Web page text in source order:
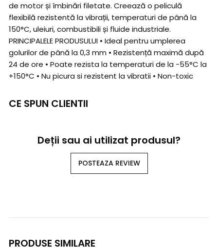
de motor și îmbinări filetate. Creează o peliculă
flexibilă rezistentă la vibrații, temperaturi de până la
150°C, uleiuri, combustibili și fluide industriale.
PRINCIPALELE PRODUSULUI • Ideal pentru umplerea
golurilor de până la 0,3 mm • Rezistență maximă după
24 de ore • Poate rezista la temperaturi de la -55°C la
+150°C • Nu picura si rezistent la vibratii • Non-toxic
CE SPUN CLIENTII
Deții sau ai utilizat produsul?
POSTEAZA REVIEW
PRODUSE SIMILARE